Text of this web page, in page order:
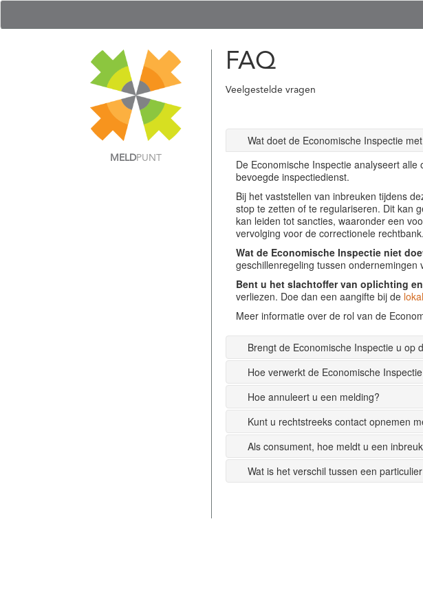
MELDPUNT
FAQ
Veelgestelde vragen
Wat doet de Economische Inspectie
De Economische Inspectie analyseert
bevoegde inspectiedienst.
Bij het vaststellen van inbreuken tijdens
stop te zetten of te regulariseren. Dit kan
kan leiden tot sancties, waaronder een
vervolging voor de correctionele rechtbank.
Wat de Economische Inspectie niet
geschillenregeling tussen ondernemingen
Bent u het slachtoffer van oplichting
verliezen. Doe dan een aangifte bij de
Meer informatie over de rol van de
Brengt de Economische Inspectie u op
Hoe verwerkt de Economische
Hoe annuleert u een melding?
Kunt u rechtstreeks contact opnemen
Als consument, hoe meldt u een
Wat is het verschil tussen een